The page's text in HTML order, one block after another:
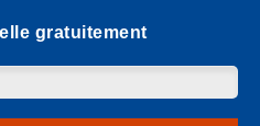
gratuitement